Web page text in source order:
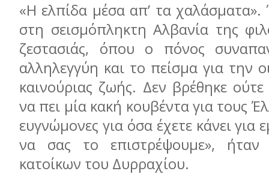
«Η ελπίδα μέσα απ’ τα χαλάσματα».
στη σεισμόπληκτη Αλβανία της
ζεστασιάς, όπου ο πόνος
αλληλεγγύη και το πείσμα για την
καινούριας ζωής. Δεν βρέθηκε
να πει μία κακή κουβέντα για τους
ευγνώμονες για όσα έχετε κάνει για
να σας το επιστρέψουμε»,
κατοίκων του Δυρραχίου.